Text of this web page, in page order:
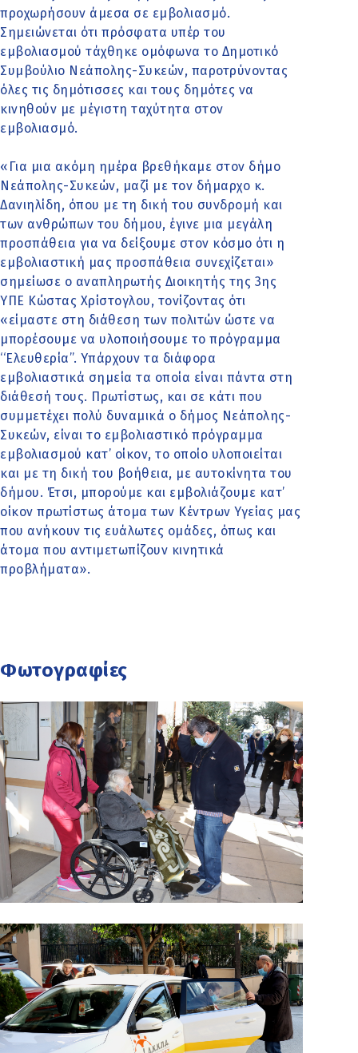
προχωρήσουν άμεσα σε εμβολιασμό.
Σημειώνεται ότι πρόσφατα υπέρ του
εμβολιασμού τάχθηκε ομόφωνα το Δημοτικό
Συμβούλιο Νεάπολης-Συκεών, παροτρύνοντας
όλες τις δημότισσες και τους δημότες να
κινηθούν με μέγιστη ταχύτητα στον
εμβολιασμό.
«Για μια ακόμη ημέρα βρεθήκαμε στον δήμο
Νεάπολης-Συκεών, μαζί με τον δήμαρχο κ.
Δανιηλίδη, όπου με τη δική του συνδρομή και
των ανθρώπων του δήμου, έγινε μια μεγάλη
προσπάθεια για να δείξουμε στον κόσμο ότι η
εμβολιαστική μας προσπάθεια συνεχίζεται»
σημείωσε ο αναπληρωτής Διοικητής της 3ης
ΥΠΕ Κώστας Χρίστογλου, τονίζοντας ότι
«είμαστε στη διάθεση των πολιτών ώστε να
μπορέσουμε να υλοποιήσουμε το πρόγραμμα
‘‘Ελευθερία’’. Υπάρχουν τα διάφορα
εμβολιαστικά σημεία τα οποία είναι πάντα στη
διάθεσή τους. Πρωτίστως, και σε κάτι που
συμμετέχει πολύ δυναμικά ο δήμος Νεάπολης-
Συκεών, είναι το εμβολιαστικό πρόγραμμα
εμβολιασμού κατ’ οίκον, το οποίο υλοποιείται
και με τη δική του βοήθεια, με αυτοκίνητα του
δήμου. Έτσι, μπορούμε και εμβολιάζουμε κατ’
οίκον πρωτίστως άτομα των Κέντρων Υγείας μας
που ανήκουν τις ευάλωτες ομάδες, όπως και
άτομα που αντιμετωπίζουν κινητικά
προβλήματα».
Φωτογραφίες